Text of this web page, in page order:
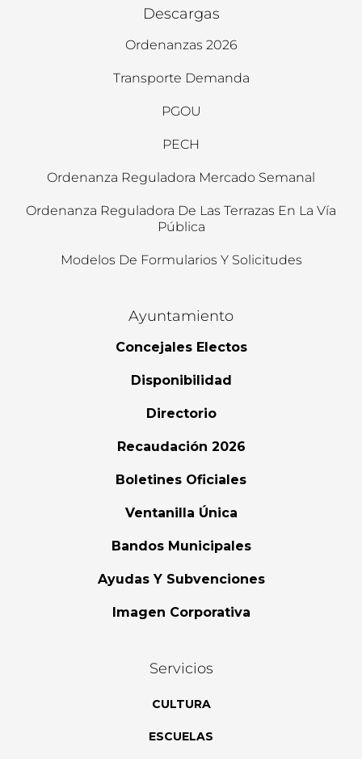
Descargas
Ordenanzas 2026
Transporte Demanda
PGOU
PECH
Ordenanza Reguladora Mercado Semanal
Ordenanza Reguladora De Las Terrazas En La Vía
Pública
Modelos De Formularios Y Solicitudes
Ayuntamiento
Concejales Electos
Disponibilidad
Directorio
Recaudación 2026
Boletines Oficiales
Ventanilla Única
Bandos Municipales
Ayudas Y Subvenciones
Imagen Corporativa
Servicios
CULTURA
ESCUELAS